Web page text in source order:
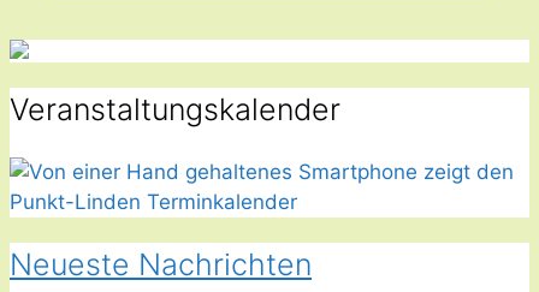
Veranstaltungskalender
Neueste Nachrichten